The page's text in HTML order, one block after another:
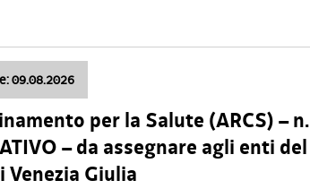
09.08.2026
per la Salute (ARCS) – n.
– da assegnare agli enti del
Giulia